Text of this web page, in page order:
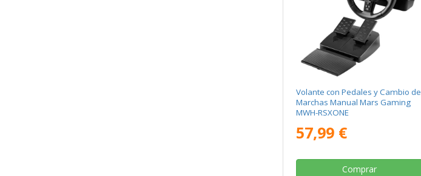
Volante con Pedales y Cambio de
Marchas Manual Mars Gaming
MWH-RSXONE
57,99 €
Comprar